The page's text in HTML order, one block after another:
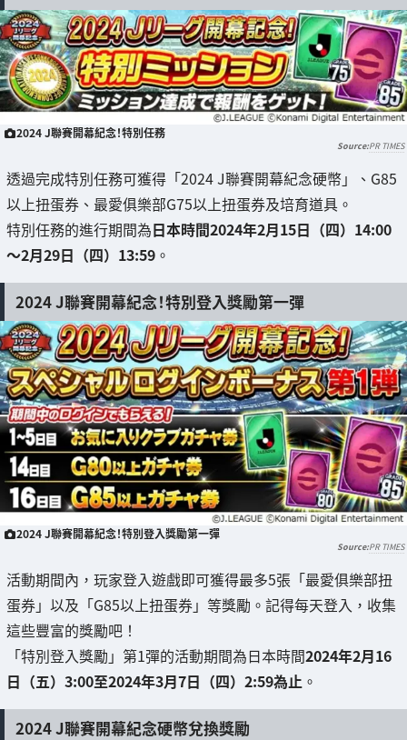
2024 J聯賽開幕紀念！特別任務
PR TIMES
透過完成特別任務可獲得「2024 J聯賽開幕紀念硬幣」、G85
以上扭蛋券、最愛俱樂部G75以上扭蛋券及培育道具。
特別任務的進行期間為日本時間2024年2月15日（四）14:00
～2月29日（四）13:59 。
2024 J聯賽開幕紀念！特別登入獎勵第一彈
2024 J聯賽開幕紀念！特別登入獎勵第一彈
PR TIMES
活動期間內，玩家登入遊戲即可獲得最多5張「最愛俱樂部扭
蛋券」以及「G85以上扭蛋券」等獎勵。記得每天登入，收集
這些豐富的獎勵吧！
「特別登入獎勵」第1彈的活動期間為日本時間2024年2月16
日（五）3:00至2024年3月7日（四）2:59為止 。
2024 J聯賽開幕紀念硬幣兌換獎勵